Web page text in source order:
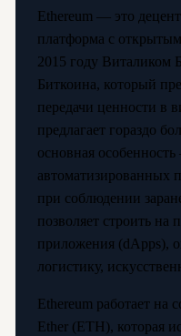
Ethereum — это
платформа с
2015 году Виталиком
Биткоина, который
передачи ценности в
предлагает гораздо
основная
автоматизированных
при соблюдении
позволяет строить на
приложения (dApps),
логистику,
Ethereum работает
Ether (ETH), которая